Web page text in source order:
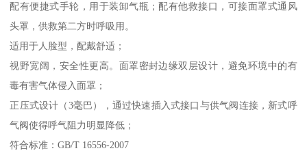
配有便捷式手轮，用于装卸气瓶；配有他救接口，可接面罩式通风
头罩，供救第二方时呼吸用。
适用于人脸型，配戴舒适；
视野宽阔，安全性更高。面罩密封边缘双层设计，避免环境中的有
毒有害气体侵入面罩；
正压式设计（3毫巴），通过快速插入式接口与供气阀连接，新式呼
气阀使得呼气阻力明显降低；
符合标准：GB/T 16556-2007